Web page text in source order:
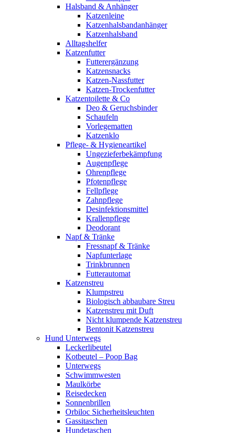
Halsband & Anhänger
Katzenleine
Katzenhalsbandanhänger
Katzenhalsband
Alltagshelfer
Katzenfutter
Futterergänzung
Katzensnacks
Katzen-Nassfutter
Katzen-Trockenfutter
Katzentoilette & Co
Deo & Geruchsbinder
Schaufeln
Vorlegematten
Katzenklo
Pflege- & Hygieneartikel
Ungezieferbekämpfung
Augenpflege
Ohrenpflege
Pfotenpflege
Fellpflege
Zahnpflege
Desinfektionsmittel
Krallenpflege
Deodorant
Napf & Tränke
Fressnapf & Tränke
Napfunterlage
Trinkbrunnen
Futterautomat
Katzenstreu
Klumpstreu
Biologisch abbaubare Streu
Katzenstreu mit Duft
Nicht klumpende Katzenstreu
Bentonit Katzenstreu
Hund Unterwegs
Leckerlibeutel
Kotbeutel – Poop Bag
Unterwegs
Schwimmwesten
Maulkörbe
Reisedecken
Sonnenbrillen
Orbiloc Sicherheitsleuchten
Gassitaschen
Hundetaschen